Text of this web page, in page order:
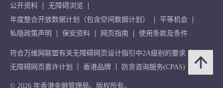
公开资料
无障碍浏览
年度整合开放数据计划（包含空间数据计划）
平等机会
私隐政策声明
保安资料 网页指南 使用条款及条件
符合万维网联盟有关无障碍网页设计指引中2A级别的要求
无障碍网页嘉许计划
香港品牌 防贪咨询服务(CPAS)
© 2026 年香港金融管理局。版权所有。